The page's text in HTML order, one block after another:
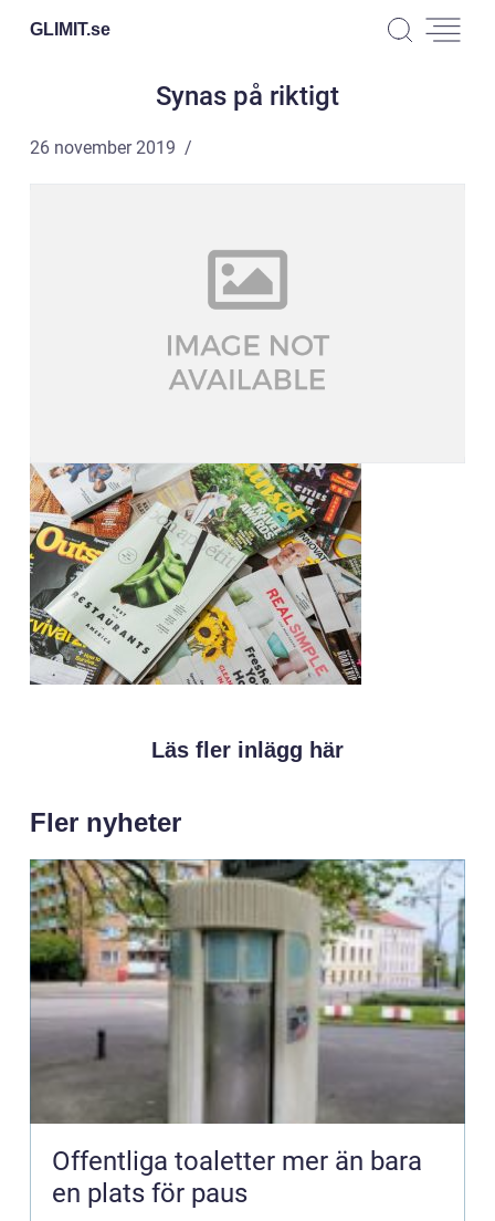
GLIMIT.se
Synas på riktigt
26 november 2019
Läs fler inlägg här
Fler nyheter
Offentliga toaletter mer än bara
en plats för paus